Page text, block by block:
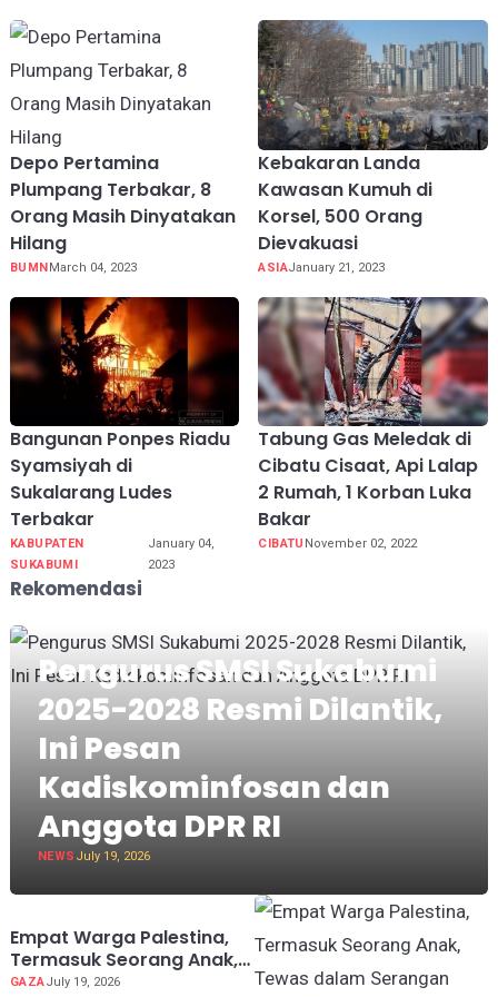
Depo Pertamina
Plumpang Terbakar, 8
Orang Masih Dinyatakan
Hilang
BUMNMarch 04, 2023
Kebakaran Landa
Kawasan Kumuh di
Korsel, 500 Orang
Dievakuasi
ASIAJanuary 21, 2023
Bangunan Ponpes Riadu
Syamsiyah di
Sukalarang Ludes
Terbakar
KABUPATEN
SUKABUMI
January 04,
2023
Tabung Gas Meledak di
Cibatu Cisaat, Api Lalap
2 Rumah, 1 Korban Luka
Bakar
CIBATU November 02, 2022
Rekomendasi
Pengurus SMSI Sukabumi
2025-2028 Resmi Dilantik,
Ini Pesan
Kadiskominfosan dan
Anggota DPR RI
NEWS July 19, 2026
Empat Warga Palestina,
Termasuk Seorang Anak,
Tewas dalam Serangan
GAZAJuly 19, 2026